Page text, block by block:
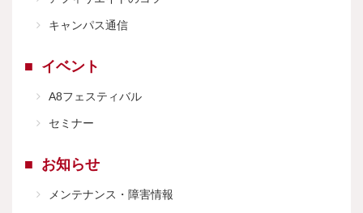
キャンパス通信
イベント
A8フェスティバル
セミナー
お知らせ
メンテナンス・障害情報